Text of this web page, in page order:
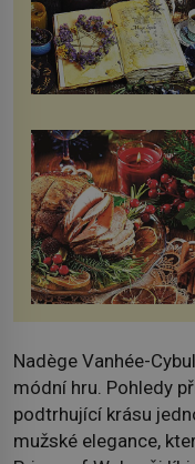
Nadège Vanhée-
módní hru. Pohledy
podtrhující krásu
mužské elegance,